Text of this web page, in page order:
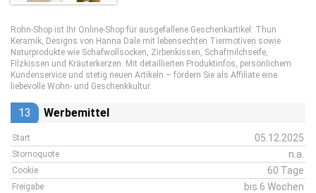
Rohn-Shop ist Ihr Online-Shop für ausgefallene Geschenkartikel: Thun
Keramik, Designs von Hanna Dale mit lebensechten Tiermotiven sowie
Naturprodukte wie Schafwollsocken, Zirbenkissen, Schafmilchseife,
Filzkissen und Kräuterkerzen. Mit detaillierten Produktinfos, persönlichem
Kundenservice und stetig neuen Artikeln – fördern Sie als Affiliate eine
liebevolle Wohn- und Geschenkkultur.
13 Werbemittel
Start 05.12.2025
Stornoquote n.a.
Cookie 60 Tage
Freigabe bis 6 Wochen